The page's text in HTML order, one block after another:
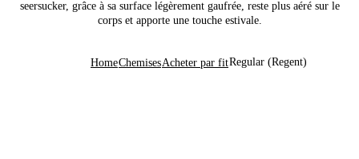
seersucker, grâce à sa surface légèrement gaufrée, reste plus aéré sur le
corps et apporte une touche estivale.
HomeChemisesAcheter par fitRegular (Regent)